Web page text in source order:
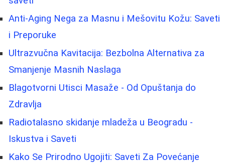
Anti-Aging Nega za Masnu i Mešovitu Kožu: Saveti
i Preporuke
Ultrazvučna Kavitacija: Bezbolna Alternativa za
Smanjenje Masnih Naslaga
Blagotvorni Utisci Masaže - Od Opuštanja do
Zdravlja
Radiotalasno skidanje mladeža u Beogradu -
Iskustva i Saveti
Kako Se Prirodno Ugojiti: Saveti Za Povećanje